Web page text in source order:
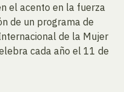
el acento en la fuerza
de un programa de
de la Mujer
cada año el 11 de